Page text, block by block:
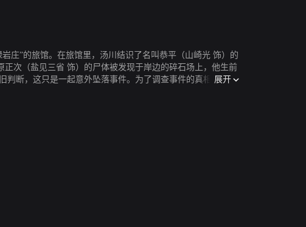
庄”的旅馆。在旅馆里，汤川结识了名叫恭平（山崎光 饰）的
次（盐见三省 饰）的尸体被发现于岸边的碎石场上，他生前
判断，这只是一起意外坠落事件。为了调查事件的真相，岸谷
展开